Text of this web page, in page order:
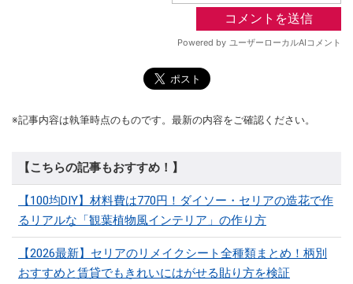
※記事内容は執筆時点のものです。最新の内容をご確認ください。
【こちらの記事もおすすめ！】
【100均DIY】材料費は770円！ダイソー・セリアの造花で作
るリアルな「観葉植物風インテリア」の作り方
【2026最新】セリアのリメイクシート全種類まとめ！柄別
おすすめと賃貸でもきれいにはがせる貼り方を検証